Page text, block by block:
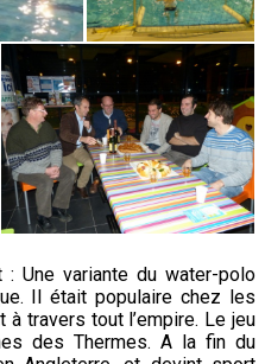
Une variante du water-polo
Il était populaire chez les
à travers tout l’empire. Le jeu
des Thermes. A la fin du